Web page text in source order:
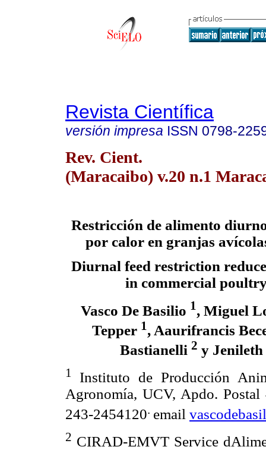
Revista Científica
versión impresa ISSN 0798-
Rev. Cient.
(Maracaibo) v.20 n.1
Restricción de alimento
por calor en granjas
Diurnal feed restriction
in commercial
Vasco De Basilio 1, Miguel
Tepper 1, Aaurifrancis
Bastianelli 2 y
1 Instituto de Producción
Agronomía, UCV, Apdo. Postal
243-2454120. email
2 CIRAD-EMVT Service